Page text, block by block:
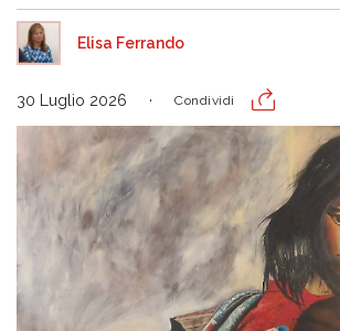
Elisa Ferrando
30 Luglio 2026 Condividi